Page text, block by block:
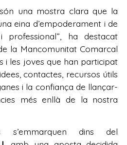
una mostra clara que la
eina d’empoderament i de
ha destacat
la Mancomunitat Comarcal
i les joves que han participat
contactes, recursos útils
i la confiança de llançar-
més enllà de la nostra
s’emmarquen dins del